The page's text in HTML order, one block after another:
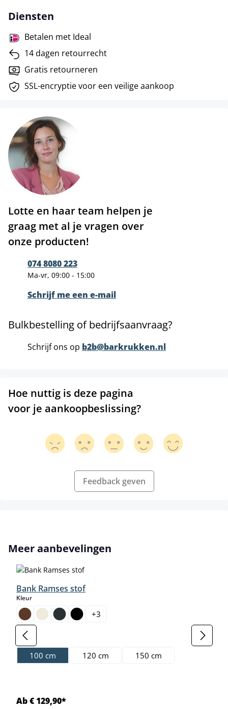
Diensten
Betalen met Ideal
14 dagen retourrecht
Gratis retourneren
SSL-encryptie voor een veilige aankoop
Lotte en haar team helpen je
graag met al je vragen over
onze producten!
074 8080 223
Ma-vr, 09:00 - 15:00
Schrijf me een e-mail
Bulkbestelling of bedrijfsaanvraag?
Schrijf ons op b2b@barkrukken.nl
Hoe nuttig is deze pagina
voor je aankoopbeslissing?
Feedback geven
Productgalerij overslaan
Meer aanbevelingen
Bank Ramses stof
Kleurselect
+3
Maat
100 cm 120 cm 150 cm
Ab € 129,90*